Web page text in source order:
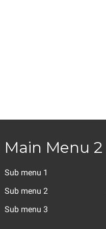
Main Menu 2
Sub menu 1
Sub menu 2
Sub menu 3